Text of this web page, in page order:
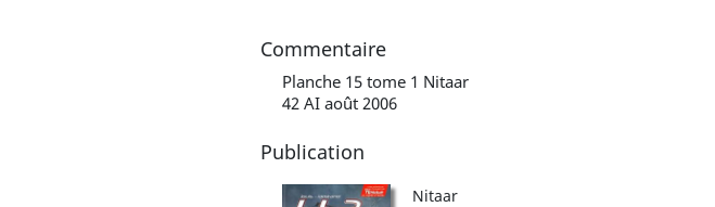
Commentaire
Planche 15 tome 1 Nitaar
42 AI août 2006
Publication
Nitaar